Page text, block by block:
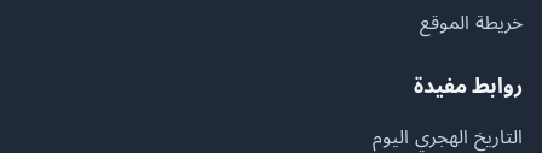
خريطة الموقع
روابط مفيدة
التاريخ الهجري اليوم